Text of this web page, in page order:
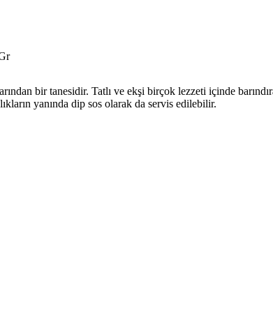
bir tanesidir. Tatlı ve ekşi birçok lezzeti içinde
yanında dip sos olarak da servis edilebilir.